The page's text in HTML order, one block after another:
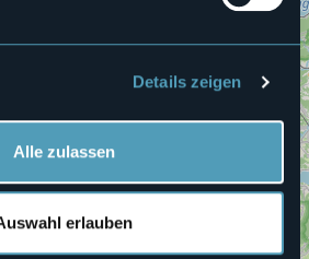
Details zeigen
Alle zulassen
erlauben